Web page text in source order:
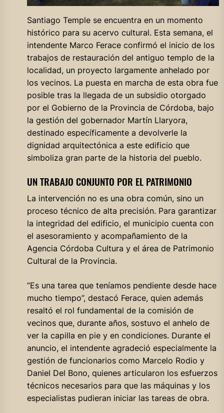
Santiago Temple se encuentra en un momento
histórico para su acervo cultural. Esta semana, el
intendente Marco Ferace confirmó el inicio de los
trabajos de restauración del antiguo templo de la
localidad, un proyecto largamente anhelado por
los vecinos. La puesta en marcha de esta obra fue
posible tras la llegada de un subsidio otorgado
por el Gobierno de la Provincia de Córdoba, bajo
la gestión del gobernador Martín Llaryora,
destinado específicamente a devolverle la
dignidad arquitectónica a este edificio que
simboliza gran parte de la historia del pueblo.
UN TRABAJO CONJUNTO POR EL PATRIMONIO
La intervención no es una obra común, sino un
proceso técnico de alta precisión. Para garantizar
la integridad del edificio, el municipio cuenta con
el asesoramiento y acompañamiento de la
Agencia Córdoba Cultura y el área de Patrimonio
Cultural de la Provincia.
“Es una tarea que teníamos pendiente desde hace
mucho tiempo”, destacó Ferace, quien además
resaltó el rol fundamental de la comisión de
vecinos que, durante años, sostuvo el anhelo de
ver la capilla en pie y en condiciones. Durante el
anuncio, el intendente agradeció especialmente la
gestión de funcionarios como Marcelo Rodio y
Daniel Del Bono, quienes articularon los esfuerzos
técnicos necesarios para que las máquinas y los
especialistas pudieran iniciar las tareas de obra.